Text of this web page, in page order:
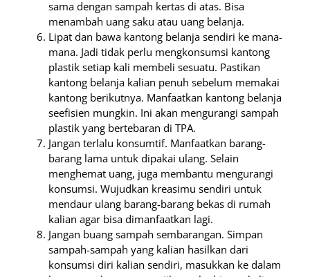
sama dengan sampah kertas di atas. Bisa
menambah uang saku atau uang belanja.
Lipat dan bawa kantong belanja sendiri ke mana-
mana. Jadi tidak perlu mengkonsumsi kantong
plastik setiap kali membeli sesuatu. Pastikan
kantong belanja kalian penuh sebelum memakai
kantong berikutnya. Manfaatkan kantong belanja
seefisien mungkin. Ini akan mengurangi sampah
plastik yang bertebaran di TPA.
Jangan terlalu konsumtif. Manfaatkan barang-
barang lama untuk dipakai ulang. Selain
menghemat uang, juga membantu mengurangi
konsumsi. Wujudkan kreasimu sendiri untuk
mendaur ulang barang-barang bekas di rumah
kalian agar bisa dimanfaatkan lagi.
Jangan buang sampah sembarangan. Simpan
sampah-sampah yang kalian hasilkan dari
konsumsi diri kalian sendiri, masukkan ke dalam